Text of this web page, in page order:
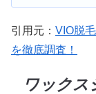
引用元： VIO脱
を徹底調査！
ワックス